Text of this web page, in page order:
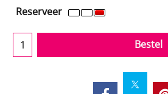
Reserveer
Bestel